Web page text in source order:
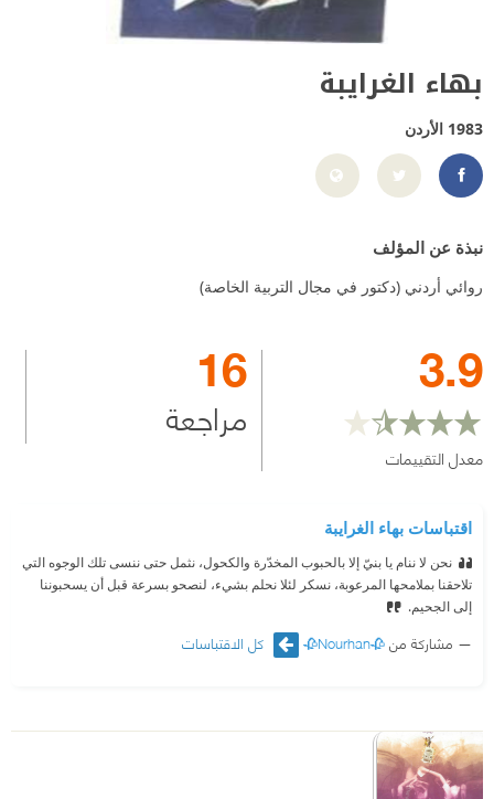
بهاء الغرايبة
1983 الأردن
https://www.facebook.com/bahaa.alghraibeh
نبذة عن المؤلف
روائي أردني (دكتور في مجال التربية الخاصة)
3.9
معدل التقييمات
16
مراجعة
اقتباسات بهاء الغرايبة
نحن لا ننام يا بنيّ إلا بالحبوب المخدّرة والكحول، نثمل حتى ننسى تلك الوجوه التي
تلاحقنا بملامحها المرعوبة، نسكر لئلا نحلم بشيء، لنصحو بسرعة قبل أن يسحبوننا
إلى الجحيم.
مشاركة من🥀Nourhan🥀 كل الاقتباسات